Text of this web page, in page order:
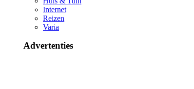
Internet
Reizen
Varia
Advertenties